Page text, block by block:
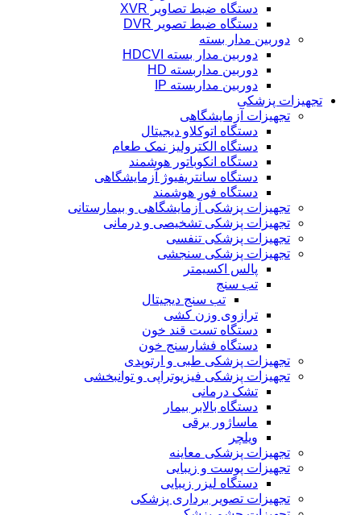
دستگاه ضبط تصاویر XVR
دستگاه ضبط تصویر DVR
دوربین مدار بسته
دوربین مدار بسته HDCVI
دوربین مداربسته HD
دوربین مداربسته IP
تجهیزات پزشکی
تجهیزات آزمایشگاهی
دستگاه اتوکلاو دیجیتال
دستگاه الکترولیز نمک طعام
دستگاه انکوباتور هوشمند
دستگاه سانتریفیوژ آزمایشگاهی
دستگاه فور هوشمند
تجهیزات پزشکی آزمایشگاهی و بیمارستانی
تجهیزات پزشکی تشخیصی و درمانی
تجهیزات پزشکی تنفسی
تجهیزات پزشکی سنجشی
پالس اکسیمتر
تب سنج
تب سنج دیجیتال
ترازوی وزن کشی
دستگاه تست قند خون
دستگاه فشارسنج خون
تجهیزات پزشکی طبی و ارتوپدی
تجهیزات پزشکی فیزیوتراپی و توانبخشی
تشک درمانی
دستگاه بالابر بیمار
ماساژور برقی
ویلچر
تجهیزات پزشکی معاینه
تجهیزات پوست و زیبایی
دستگاه لیزر زیبایی
تجهیزات تصویر برداری پزشکی